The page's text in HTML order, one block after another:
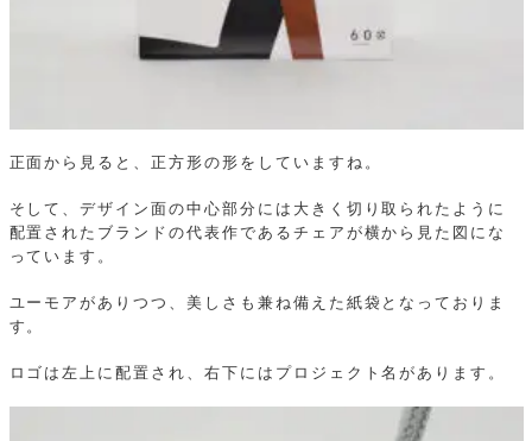
正面から見ると、正方形の形をしていますね。
そして、デザイン面の中心部分には大きく切り取られたように
配置されたブランドの代表作であるチェアが横から見た図にな
っています。
ユーモアがありつつ、美しさも兼ね備えた紙袋となっておりま
す。
ロゴは左上に配置され、右下にはプロジェクト名があります。